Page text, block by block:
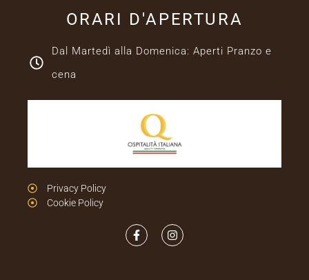
ORARI D'APERTURA
Dal Martedì alla Domenica: Aperti Pranzo e
cena
Privacy Policy
Cookie Policy